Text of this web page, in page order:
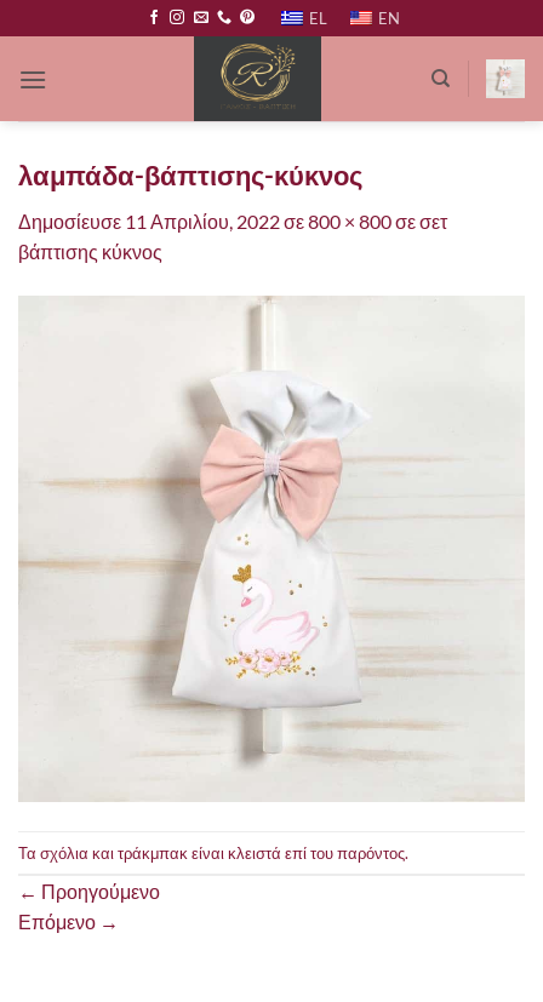
στο
περιεχόμενο
EL EN
λαμπάδα-βάπτισης-κύκνος
Δημοσίευσε 11 Απριλίου, 2022σε800 × 800σεσετ
βάπτισης κύκνος
Τα σχόλια και τράκμπακ είναι κλειστά επί του παρόντος.
← Προηγούμενο
Επόμενο →